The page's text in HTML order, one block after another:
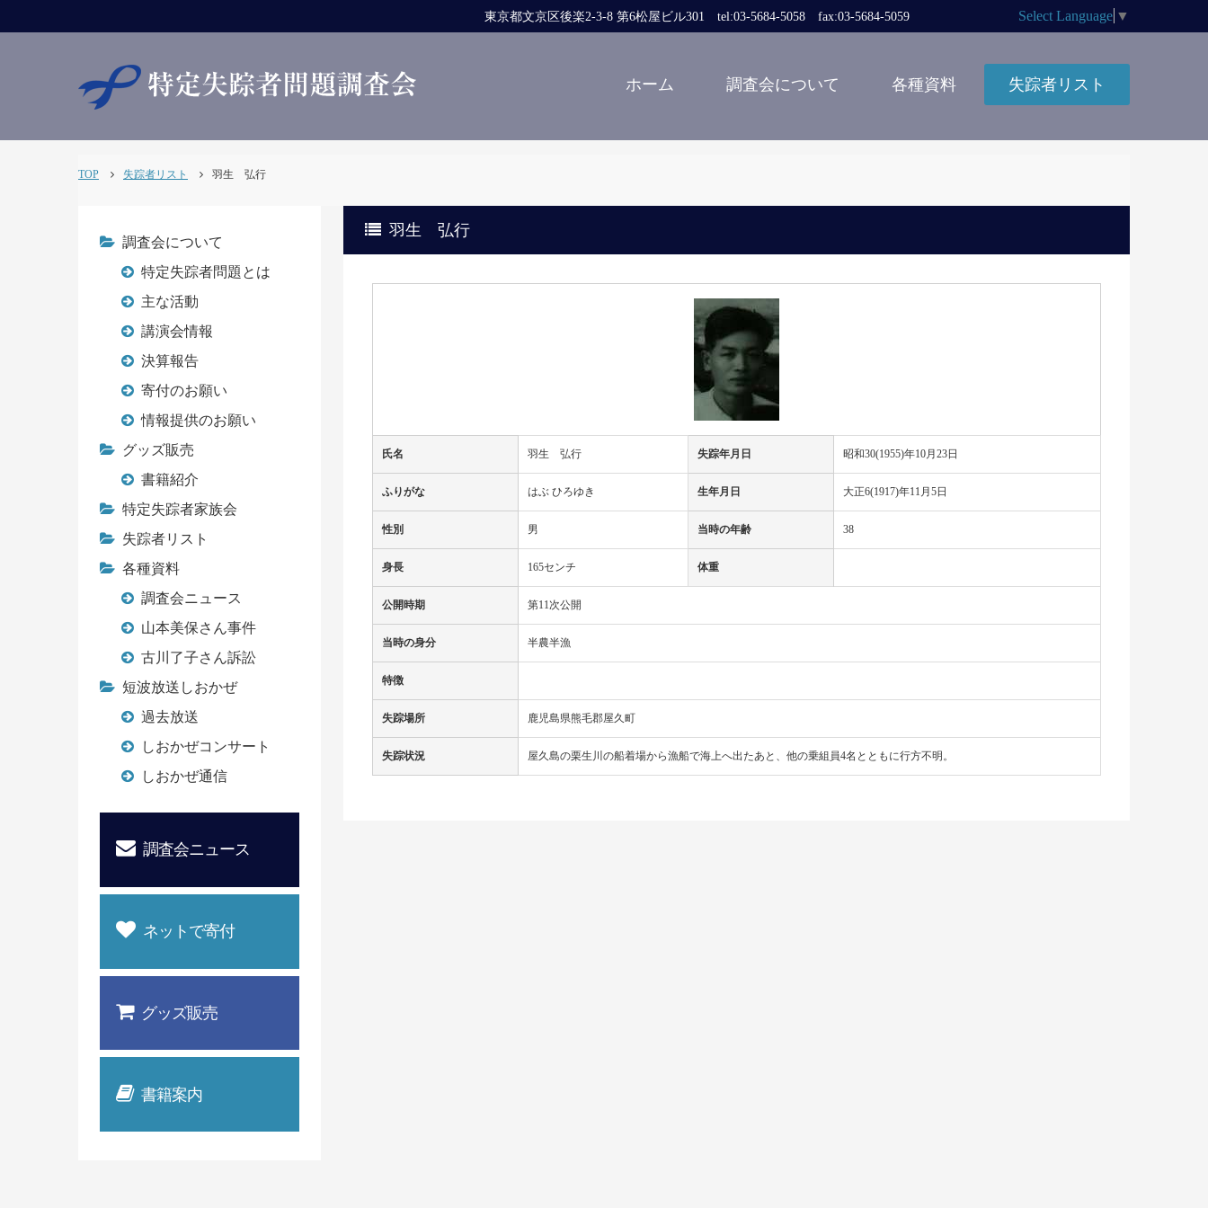
東京都文京区後楽2-3-8 第6松屋ビル301 tel:03-5684-5058 fax:03-5684-5059 Select Language ▼
ホーム 調査会について 各種資料 失踪者リスト
TOP 失踪者リスト 羽生 弘行
羽生 弘行
氏名 羽生 弘行 失踪年月日 昭和30(1955)年10月23日
ふりがな はぶ ひろゆき 生年月日 大正6(1917)年11月5日
性別 男 当時の年齢 38
身長 165センチ 体重
公開時期 第11次公開
当時の身分 半農半漁
特徴
失踪場所 鹿児島県熊毛郡屋久町
失踪状況 屋久島の栗生川の船着場から漁船で海上へ出たあと、他の乗組員4名とともに行方不明。
調査会について
特定失踪者問題とは
主な活動
講演会情報
決算報告
寄付のお願い
情報提供のお願い
グッズ販売
書籍紹介
特定失踪者家族会
失踪者リスト
各種資料
調査会ニュース
山本美保さん事件
古川了子さん訴訟
短波放送しおかぜ
過去放送
しおかぜコンサート
しおかぜ通信
調査会ニュース
ネットで寄付
グッズ販売
書籍案内